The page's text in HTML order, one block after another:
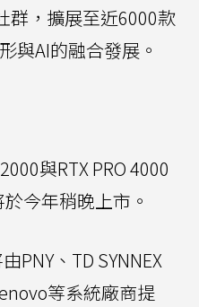
群，擴展至近6000款
與AI的融合發展。
與RTX PRO 4000
今年稍晚上市。
PNY、TD SYNNEX
等系統廠商提